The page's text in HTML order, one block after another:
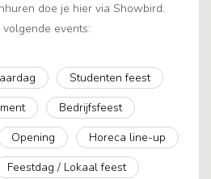
doe je hier via Showbird.
events:
Studenten feest
Bedrijfsfeest
Opening
Horeca line-up
Feestdag / Lokaal feest